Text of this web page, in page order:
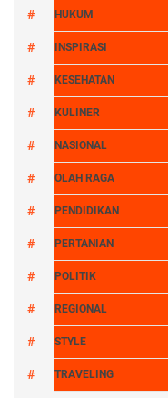
HUKUM
INSPIRASI
KESEHATAN
KULINER
NASIONAL
OLAH RAGA
PENDIDIKAN
PERTANIAN
POLITIK
REGIONAL
STYLE
TRAVELING